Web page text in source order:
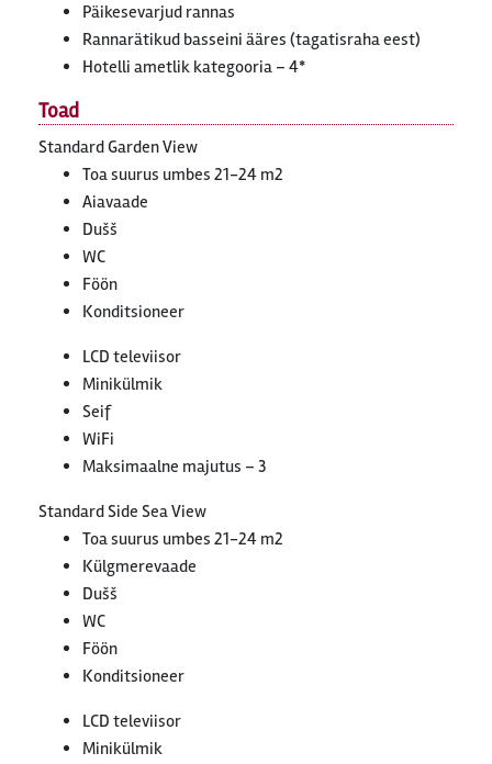
Päikesevarjud rannas
Rannarätikud basseini ääres (tagatisraha eest)
Hotelli ametlik kategooria – 4*
Toad
Standard Garden View
Toa suurus umbes 21-24 m2
Aiavaade
Dušš
WC
Föön
Konditsioneer
LCD televiisor
Minikülmik
Seif
WiFi
Maksimaalne majutus – 3
Standard Side Sea View
Toa suurus umbes 21-24 m2
Külgmerevaade
Dušš
WC
Föön
Konditsioneer
LCD televiisor
Minikülmik